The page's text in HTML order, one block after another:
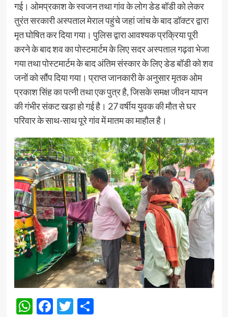
गई। ओमप्रकाश के स्वजन तथा गांव के लोग डेड बॉडी को लेकर
तुरंत सरकारी अस्पताल मेराल पहुंचे जहां जांच के बाद डॉक्टर द्वारा
मृत घोषित कर दिया गया। पुलिस द्वारा आवश्यक प्रक्रिया पूरी
करने के बाद शव का पोस्टमार्टम के लिए सदर अस्पताल गढ़वा भेजा
गया तथा पोस्टमार्टम के बाद अंतिम संस्कार के लिए डेड बॉडी को शव
जनों को सौंप दिया गया। प्राप्त जानकारी के अनुसार मृतक ओम
प्रकाश सिंह का पत्नी तथा एक पुत्र है, जिसके समक्ष जीवन यापन
की गंभीर संकट खड़ा हो गई है। 27 वर्षीय युवक की मौत से घर
परिवार के साथ-साथ पूरे गांव में मातम का माहौल है।
WhatsApp
Facebook
Twitter
Share